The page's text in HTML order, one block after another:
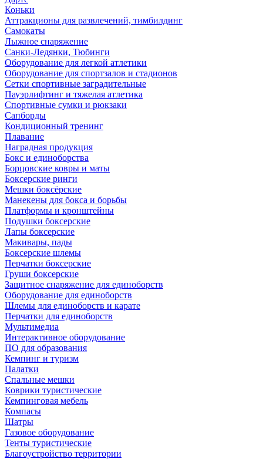
Коньки
Аттракционы для развлечений, тимбилдинг
Самокаты
Лыжное снаряжение
Санки-Ледянки, Тюбинги
Оборудование для легкой атлетики
Оборудование для спортзалов и стадионов
Сетки спортивные заградительные
Пауэрлифтинг и тяжелая атлетика
Спортивные сумки и рюкзаки
Сапборды
Кондиционный тренинг
Плавание
Наградная продукция
Бокс и единоборства
Борцовские ковры и маты
Боксерские ринги
Мешки боксёрские
Манекены для бокса и борьбы
Платформы и кронштейны
Подушки боксерские
Лапы боксерские
Макивары, пады
Боксерские шлемы
Перчатки боксерские
Груши боксерские
Защитное снаряжение для единоборств
Оборудование для единоборств
Шлемы для единоборств и карате
Перчатки для единоборств
Мультимедиа
Интерактивное оборудование
ПО для образования
Кемпинг и туризм
Палатки
Спальные мешки
Коврики туристические
Кемпинговая мебель
Компасы
Шатры
Газовое оборудование
Тенты туристические
Благоустройство территории